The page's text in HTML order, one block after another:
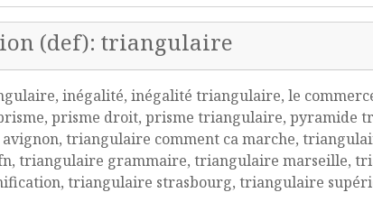
(def): triangulaire
inégalité, inégalité triangulaire, le
prisme droit, prisme triangulaire,
triangulaire comment ca marche,
triangulaire grammaire, triangulaire marseille,
triangulaire strasbourg, triangulaire